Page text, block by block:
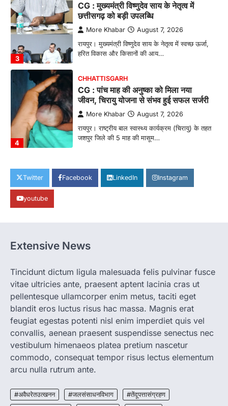
3
CG : मुख्यमंत्री विष्णुदेव साय के नेतृत्व में
छत्तीसगढ़ को बड़ी उपलब्धि
More Khabar August 7, 2026
रायपुर। मुख्यमंत्री विष्णुदेव साय के नेतृत्व में स्वच्छ ऊर्जा,
हरित विकास और किसानों की आय…
4
CHHATTISGARH
CG : पांच माह की अनुष्का को मिला नया
जीवन, चिरायु योजना से संभव हुई सफल सर्जरी
More Khabar August 7, 2026
रायपुर। राष्ट्रीय बाल स्वास्थ्य कार्यक्रम (चिरायु) के तहत
जशपुर जिले की 5 माह की मासूम…
CG: छिपली की दीदियों का कमाल, बकरी
पालन से बढ़ी आय और मजबूत हुआ आत्मविश्वास
बनाने की दिशा में जिले के नगरी…
2
CHHATTISGARH
जाएगी एल्बेंडाजोल
More Khabar August 7, 2026
रायपुर। राष्ट्रीय कृमि मुक्ति दिवस भारत सरकार द्वारा
बच्चों के स्वास्थ्य सुधार के लिए वर्ष…
3
CHHATTISGARH
CG : मुख्यमंत्री विष्णुदेव साय के नेतृत्व में
छत्तीसगढ़ को बड़ी उपलब्धि
More Khabar
हरित विकास और किसानों की आय…
Twitter Facebook LinkedIn Instagram
youtube
Extensive News
Tincidunt dictum ligula malesuada felis pulvinar fusce
vitae ultricies ante, praesent aptent lacinia cras ut
pellentesque ullamcorper enim metus, taciti eget
blandit eros luctus risus hac massa. Magnis erat
feugiat egestas potenti nisl enim imperdiet quis vel
convallis, aenean praesent suspendisse senectus nec
vestibulum himenaeos platea pretium nascetur
commodo, consequat tempor risus lectus elementum
arcu nulla rutrum ante.
#अवैधरेतउत्खनन #जलसंसाधनविभाग
#तेंदूपत्तासंग्रहण